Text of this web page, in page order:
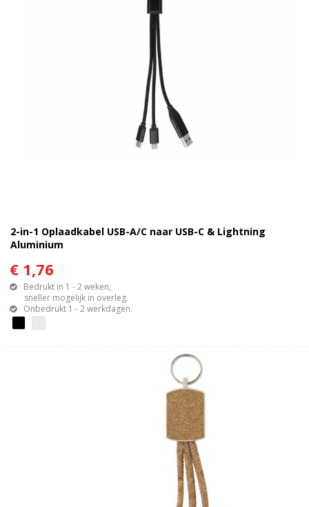
2-in-1 Oplaadkabel USB-A/C naar USB-C & Lightning
Aluminium
€ 1,76
Bedrukt in 1 - 2 weken,
sneller mogelijk in overleg.
Onbedrukt 1 - 2 werkdagen.